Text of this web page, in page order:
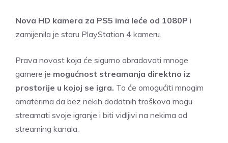
Nova HD kamera za PS5 ima leće od 1080P i
zamijenila je staru PlayStation 4 kameru.
Prava novost koja će sigurno obradovati mnoge
gamere je mogućnost streamanja direktno iz
prostorije u kojoj se igra. To će omogućiti mnogim
amaterima da bez nekih dodatnih troškova mogu
streamati svoje igranje i biti vidljivi na nekima od
streaming kanala.